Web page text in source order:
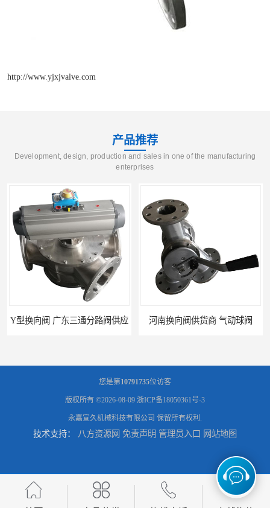
http://www.yjxjvalve.com
产品推荐
Development, design, production and sales in one of the manufacturing
enterprises
Y型换向阀 广东三通分路阀供应 河南换向阀供货商 气动球阀
河北气动球阀厂家 Y型换向阀 广东管路换向器公司 粉体分路阀
您是第10791735位访客
版权所有 ©2026-08-09 浙ICP备18050361号-3
永嘉宣久机械科技有限公司 保留所有权利.
技术支持： 八方资源网 免责声明 管理员入口 网站地图